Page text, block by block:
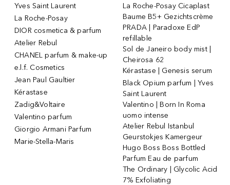
Yves Saint Laurent
La Roche-Posay
DIOR cosmetica & parfum
Atelier Rebul
CHANEL parfum & make-up
e.l.f. Cosmetics
Jean Paul Gaultier
Kérastase
Zadig&Voltaire
Valentino parfum
Giorgio Armani Parfum
Marie-Stella-Maris
La Roche-Posay Cicaplast
Baume B5+ Gezichtscrème
PRADA | Paradoxe EdP
refillable
Sol de Janeiro body mist |
Cheirosa 62
Kérastase | Genesis serum
Black Opium parfum | Yves
Saint Laurent
Valentino | Born In Roma
uomo intense
Atelier Rebul Istanbul
Geurstokjes Kamergeur
Hugo Boss Boss Bottled
Parfum Eau de parfum
The Ordinary | Glycolic Acid
7% Exfoliating